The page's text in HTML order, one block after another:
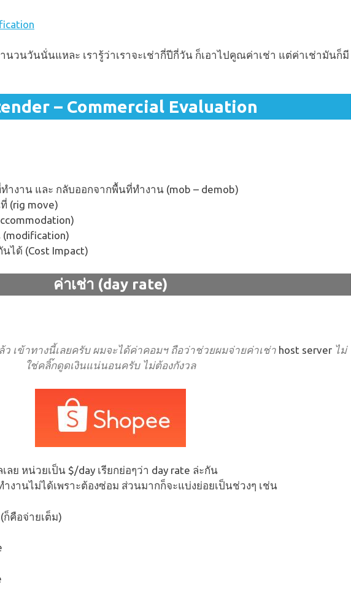
นวนวันนั่นแหละ เรารู้ว่าเราจะเช่ากี่ปีกี่วัน ก็เอาไปคูณค่าเช่า แต่ค่าเช่ามันก็มี
– Commercial Evaluation
ำงาน และ กลับออกจากพื้นที่ทำงาน (mob – demob)
(rig move)
ได้ (Cost Impact)
ค่าเช่า (day rate)
ว เข้าทางนี้เลยครับ ผมจะได้ค่าคอมฯ ถือว่าช่วยผมจ่ายค่าเช่า host serverไม่
ใช่คลิ๊กดูดเงินแน่นอนครับ ไม่ต้องกังวล
เลย หน่วยเป็น $/day เรียกย่อๆว่า day rate ล่ะกัน
ำงานไม่ได้เพราะต้องซ่อม ส่วนมากก็จะแบ่งย่อยเป็นช่วงๆ เช่น
ก็คือจ่ายเต็ม)
Platform กบนอก
า ชมแท่นอาทิตย์
รู้ทั่วไป พาเที่ยวสารพัดแท่นฯ
ความรู้ทั่วไป